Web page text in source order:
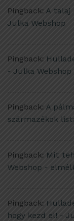
Pingback: A talaj
Julka Webshop
Pingback:
- Julka Webshop
Pingback: A
származékok
Pingback: Mit
Webshop -
Pingback:
hogy kezd el! -